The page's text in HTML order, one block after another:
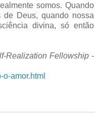
somos. Quando
de Deus, quando nossa
divina, só então
Realization Fellowship -
amor.html